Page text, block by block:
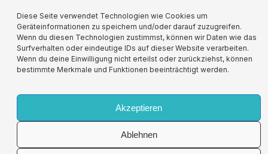
Diese Seite verwendet Technologien wie Cookies um
Geräteinformationen zu speichern und/oder darauf zuzugreifen.
Wenn du diesen Technologien zustimmst, können wir Daten wie das
Surfverhalten oder eindeutige IDs auf dieser Website verarbeiten.
Wenn du deine Einwilligung nicht erteilst oder zurückziehst, können
bestimmte Merkmale und Funktionen beeinträchtigt werden.
Akzeptieren
Ablehnen
In den Warenkorb
Für alle verwendeten Versandverpackungen
Kompensation geleistet.
Impressum
Allgemeine